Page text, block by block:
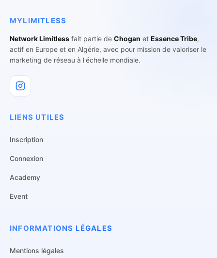
MYLIMITLESS
Network Limitless fait partie de Chogan et Essence Tribe,
actif en Europe et en Algérie, avec pour mission de valoriser le
marketing de réseau à l'échelle mondiale.
LIENS UTILES
Inscription
Connexion
Academy
Event
INFORMATIONS LÉGALES
Mentions légales